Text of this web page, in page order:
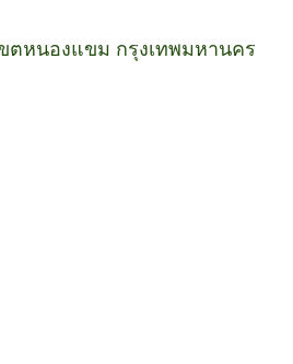
ตหนองแขม กรุงเทพมหานคร